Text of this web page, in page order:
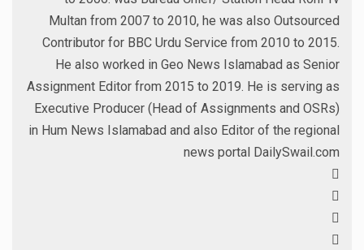
Multan from 2007 to 2010, he was also Outsourced
Contributor for BBC Urdu Service from 2010 to 2015.
He also worked in Geo News Islamabad as Senior
Assignment Editor from 2015 to 2019. He is serving as
Executive Producer (Head of Assignments and OSRs)
in Hum News Islamabad and also Editor of the regional
news portal DailySwail.com